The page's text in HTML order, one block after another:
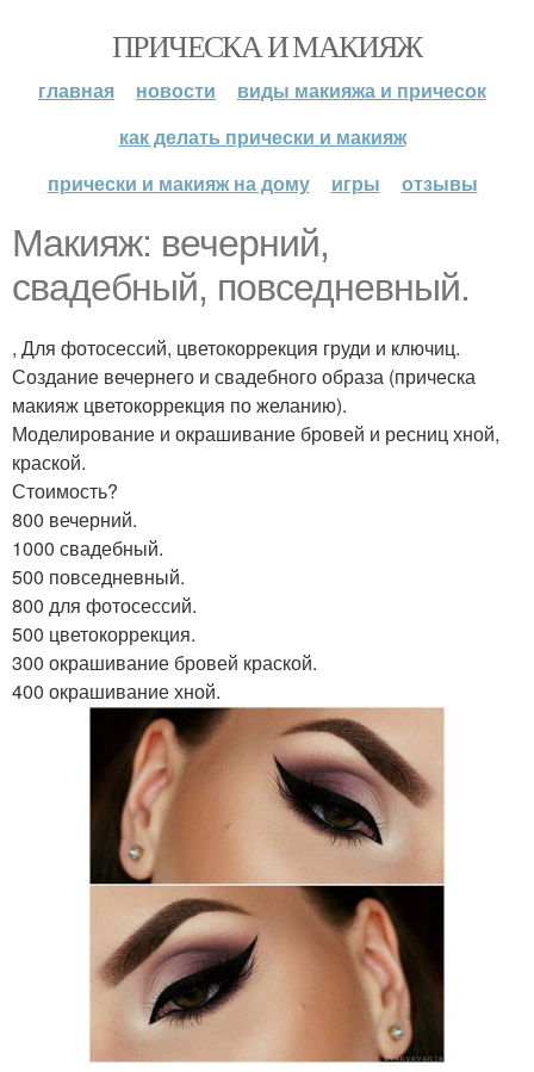
ПРИЧЕСКА И МАКИЯЖ
главная новости
виды макияжа и причесок
как делать прически и макияж
прически и макияж на дому
игры отзывы
Макияж: вечерний,
свадебный, повседневный.
, Для фотосессий, цветокоррекция груди и ключиц.
Создание вечернего и свадебного образа (прическа
макияж цветокоррекция по желанию).
Моделирование и окрашивание бровей и ресниц хной,
краской.
Стоимость?
800 вечерний.
1000 свадебный.
500 повседневный.
800 для фотосессий.
500 цветокоррекция.
300 окрашивание бровей краской.
400 окрашивание хной.